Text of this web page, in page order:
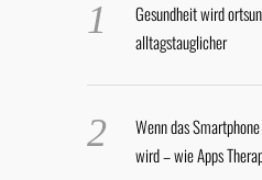
Gesundheit wird
alltagstauglicher
Wenn das
wird – wie Apps